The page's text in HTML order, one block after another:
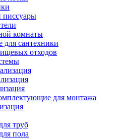
писсуары
комнаты
сантехники
отходов
для монтажа
труб
пола